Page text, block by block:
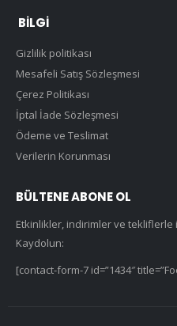
BILGI
Gizlilik politikası
Mesafeli Satış Sözleşmesi
Çerez Politikası
İptal İade Sözleşmesi
Ödeme ve Teslimat
Verilerin Korunması
BÜLTENE ABONE OL
Etkinlikler, indirimler ve tekliflerle
Kaydolun:
[contact-form-7 id=”1434″